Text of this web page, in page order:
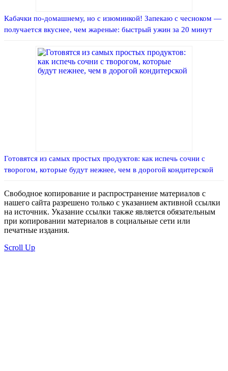
Кабачки по-домашнему, но с изюминкой! Запекаю с чесноком —
получается вкуснее, чем жареные: быстрый ужин за 20 минут
Готовятся из самых простых продуктов: как испечь сочни с
творогом, которые будут нежнее, чем в дорогой кондитерской
Свободное копирование и распространение материалов с
нашего сайта разрешено только с указанием активной ссылки
на источник. Указание ссылки также является обязательным
при копировании материалов в социальные сети или
печатные издания.
Scroll Up